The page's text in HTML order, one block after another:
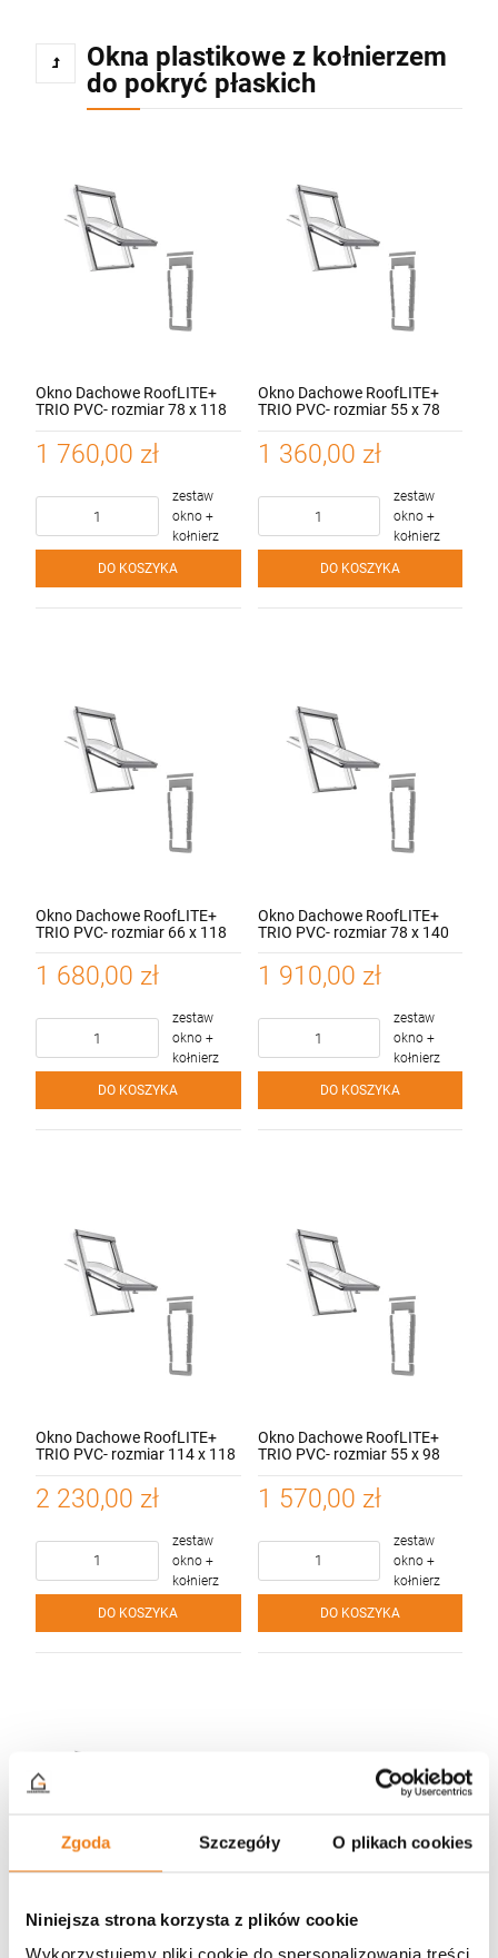
Zgoda Szczegóły O plikach cookies
Niniejsza strona korzysta z plików cookie
Wykorzystujemy pliki cookie do spersonalizowania treści
Okna plastikowe z kołnierzem
do pokryć płaskich
Okno Dachowe RoofLITE+
TRIO PVC- rozmiar 78 x 118
cm + kołnierz do pokryć
płaskich LSX - pakiet 3-
szybowy
1 760,00 zł
zestaw
okno +
kołnierz
DO KOSZYKA
Okno Dachowe RoofLITE+
TRIO PVC- rozmiar 55 x 78
cm + kołnierz do pokryć
płaskich LSX - pakiet 3-
szybowy
1 360,00 zł
zestaw
okno +
kołnierz
DO KOSZYKA
Okno Dachowe RoofLITE+
TRIO PVC- rozmiar 66 x 118
cm + kołnierz do pokryć
płaskich LSX - pakiet 3-
szybowy
1 680,00 zł
zestaw
okno +
kołnierz
DO KOSZYKA
Okno Dachowe RoofLITE+
TRIO PVC- rozmiar 78 x 140
cm + kołnierz do pokryć
płaskich LSX - pakiet 3-
szybowy
1 910,00 zł
zestaw
okno +
kołnierz
DO KOSZYKA
Okno Dachowe RoofLITE+
TRIO PVC- rozmiar 114 x 118
płaskich LSX - pakiet 3-
szybowy
2 230,00 zł
zestaw
okno +
kołnierz
DO KOSZYKA
Okno Dachowe RoofLITE+
TRIO PVC- rozmiar 55 x 98
płaskich LSX - pakiet 3-
szybowy
1 570,00 zł
zestaw
okno +
kołnierz
DO KOSZYKA